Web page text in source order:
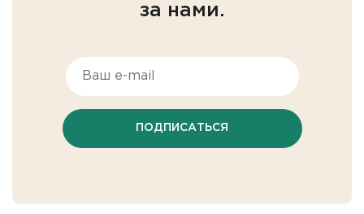
за нами.
ПОДПИСАТЬСЯ